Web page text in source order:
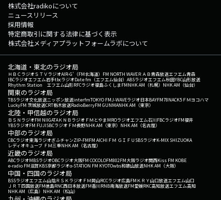
株式会社radikoについて
ニュースリリース
採用情報
特定商取引に関する法律に基づく表示
株式会社メディアプラットフォームラボについて
北海道・東北のラジオ局
ＨＢＣラジオＳＴＶラジオAIR-G'（FM北海道） FM NORTH WAVEＲＡＢ青森放送エフエム青森
IBCラジオエフエム岩手tbcラジオDate fm（エフエム仙台） ABSラジオエフエム秋田YBC山形放送
Rhythm Station エフエム山形RFCラジオ福島ふくしまFMNHK AM（札幌） NHK AM（仙台）
関東のラジオ局
TBSラジオ文化放送ニッポン放送interfmTOKYO FMJ-WAVEラジオ日本BAYFM78NACK5 ＦＭヨコハマ
LuckyFM 茨城放送CRT栃木放送RadioBerryFM GUNMANHK AM（東京）
北陸・甲信越のラジオ局
ＢＳＮラジオFM NIIGATAＫＮＢラジオ ＦＭとやまMROラジオエフエム石川FBCラジオFM福井
YBSラジオFM FUJISBCラジオ ＦＭ長野NHK AM（東京） NHK AM（名古屋）
中部のラジオ局
CBCラジオ東海ラジオぎふチャンZIP-FMFM AICHI ＦＭ ＧＩＦＵ SBSラジオK-MIX SHIZUOKA
レディオキューブ ＦＭ三重NHK AM（名古屋）
近畿のラジオ局
ABCラジオMBSラジオOBCラジオ大阪FM COCOLOFM802FM大阪ラジオ関西Kiss FM KOBE
e-radio FM滋賀KBS京都ラジオα-STATION FM KYOTOwbs和歌山放送NHK AM（大阪）
中国・四国のラジオ局
BSSラジオエフエム山陰ＲＳＫラジオ ＦＭ岡山RCCラジオ広島FM ＫＲＹ山口放送エフエム山口
ＪＲＴ四国放送FM徳島RNC西日本放送FM香川RNB南海放送FM愛媛RKC高知放送エフエム高知
NHK AM（広島） NHK AM（松山）